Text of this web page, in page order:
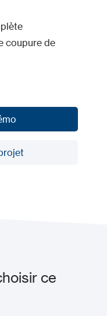
coupure de
ce